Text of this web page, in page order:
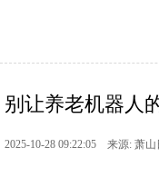
别让养老机器人
2025-10-28 09:22:05 来源: 萧山